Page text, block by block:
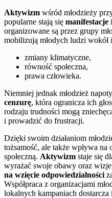
Aktywizm wśród młodzieży
popularne stają się manifestacje i
organizowane są przez grupy
mobilizują młodych ludzi
zmiany klimatyczne,
równość społeczna,
prawa człowieka.
Niemniej jednak młodzież
cenzurę, która ogranicza ich
rodzaju trudności mogą
i prowadzić do frustracji.
Dzięki swoim działaniom
tożsamość, ale także wpływa na
społeczną. Aktywizm staje się
wyrażać swoje obawy oraz
na wzięcie odpowiedzialności
Współpraca z organizacjami
lokalnych kampaniach